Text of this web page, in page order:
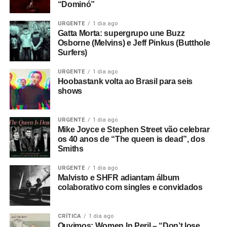
Iron Maiden subiu ao palco para cantar
dudes, clássico do Mott the Hoople escrito por David
Bowie, num encontro improvável que reuniu dois dos
nomes mais conhecidos do rock em um contexto bastante
informal.
Houve uma outra novidade recente, que rolou durante o
show da banda no Roxy, na Califórnia, dia 21, uma
segunda-feira. Antes de tocar
Nirvana (do discoNevermind, de 1991), Armstrong
dedicou a música a Jennifer Finch, baixista do L7, que
morreu recentemente. Antes, Adrienne Armstrong, esposa
do músico, havia doado US$ 5 mil para uma campanha
criada para ajudar a custear o tratamento de Finch.
Não foi só isso que tornou o filme uma lenda: Whitehead
“Dominó”
URGENTE 1 dia ago
Gatta Morta: supergrupo une Buzz
Osborne (Melvins) e Jeff Pinkus (Butthole
Surfers)
URGENTE 1 dia ago
Hoobastank volta ao Brasil para seis
shows
URGENTE 1 dia ago
Mike Joyce e Stephen Street vão celebrar
os 40 anos de “The queen is dead”, dos
Smiths
URGENTE 1 dia ago
Malvisto e SHFR adiantam álbum
colaborativo com singles e convidados
CRÍTICA 1 dia ago